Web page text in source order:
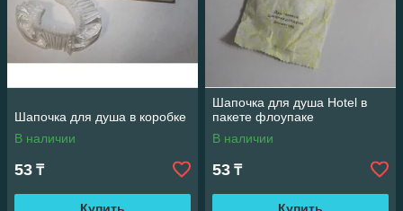
Шапочка для душа в коробке
В наличии
53 ₸
Шапочка для душа Hotel в
пакете флоупаке
В наличии
53 ₸